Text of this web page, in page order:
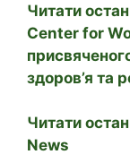
Читати
Center for
здоров’я та
Читати
News